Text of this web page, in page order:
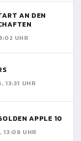
AN DEN
UHR
13:31 UHR
APPLE 10
13:08 UHR